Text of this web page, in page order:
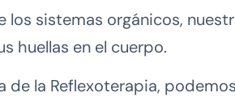
sistemas orgánicos,
huellas en el cuerpo.
de la Reflexoterapia,